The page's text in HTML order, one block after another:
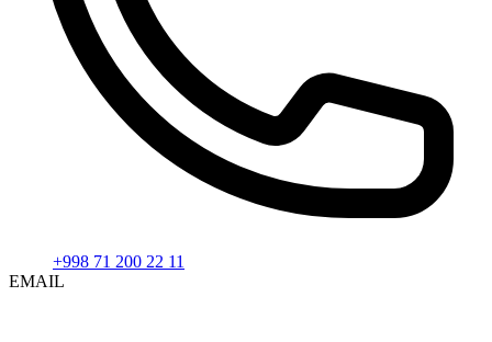
+998 71 200 22 11
EMAIL